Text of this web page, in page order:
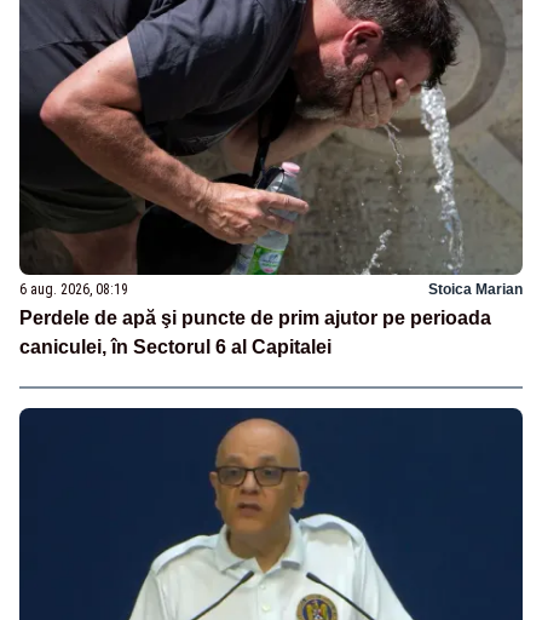
6 aug. 2026, 08:19 Stoica Marian
Perdele de apă şi puncte de prim ajutor pe perioada
caniculei, în Sectorul 6 al Capitalei